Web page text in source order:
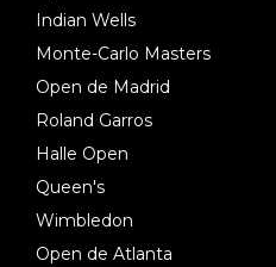
Indian Wells
Monte-Carlo Masters
Open de Madrid
Roland Garros
Halle Open
Queen's
Wimbledon
Open de Atlanta